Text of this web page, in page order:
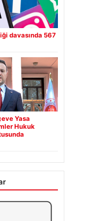
davasında 567
Yasa
Hukuk